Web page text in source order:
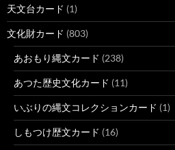
天文台カード (1)
文化財カード (803)
あおもり縄文カード (238)
あつた歴史文化カード (11)
いぶりの縄文コレクションカード (1)
しもつけ歴文カード (16)